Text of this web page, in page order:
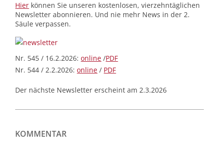
Hier können Sie unseren kostenlosen, vierzehntäglichen
Newsletter abonnieren. Und nie mehr News in der 2.
Säule verpassen.
Nr. 545 / 16.2.2026:online /PDF
Nr. 544 / 2.2.2026:online / PDF
Der nächste Newsletter erscheint am 2.3.2026
KOMMENTAR